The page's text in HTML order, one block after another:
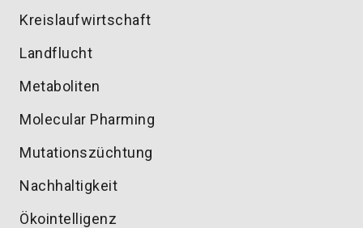
Kreislaufwirtschaft
Landflucht
Metaboliten
Molecular Pharming
Mutationszüchtung
Nachhaltigkeit
Ökointelligenz